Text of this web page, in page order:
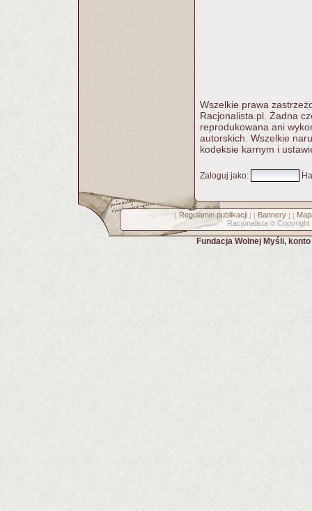
Wszelkie prawa
Racjonalista.pl. Żadna
reprodukowana ani
autorskich. Wszelkie
kodeksie karnym i
Zaloguj jako:
[ Regulamin publikacji] [ Bannery] [
Racjonalista © Copyright
Fundacja Wolnej Myśli,